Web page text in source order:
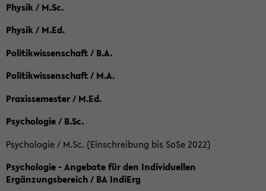
Physik / M.Sc.
Physik / M.Ed.
Politikwissenschaft / B.A.
Politikwissenschaft / M.A.
Praxissemester / M.Ed.
Psychologie / B.Sc.
Psychologie / M.Sc. (Einschreibung bis SoSe 2022)
Psychologie - Angebote für den Individuellen
Ergänzungsbereich / BA IndiErg